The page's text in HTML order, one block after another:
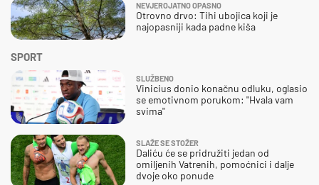
SPORT
SLUŽBENO
Vinicius donio konačnu odluku, oglasio
se emotivnom porukom: "Hvala vam
svima"
SLAŽE SE STOŽER
Daliću će se pridružiti jedan od
omiljenih Vatrenih, pomoćnici i dalje
dvoje oko ponude
NEVJEROJATNO OPASNO
Otrovno drvo: Tihi ubojica koji je
najopasniji kada padne kiša